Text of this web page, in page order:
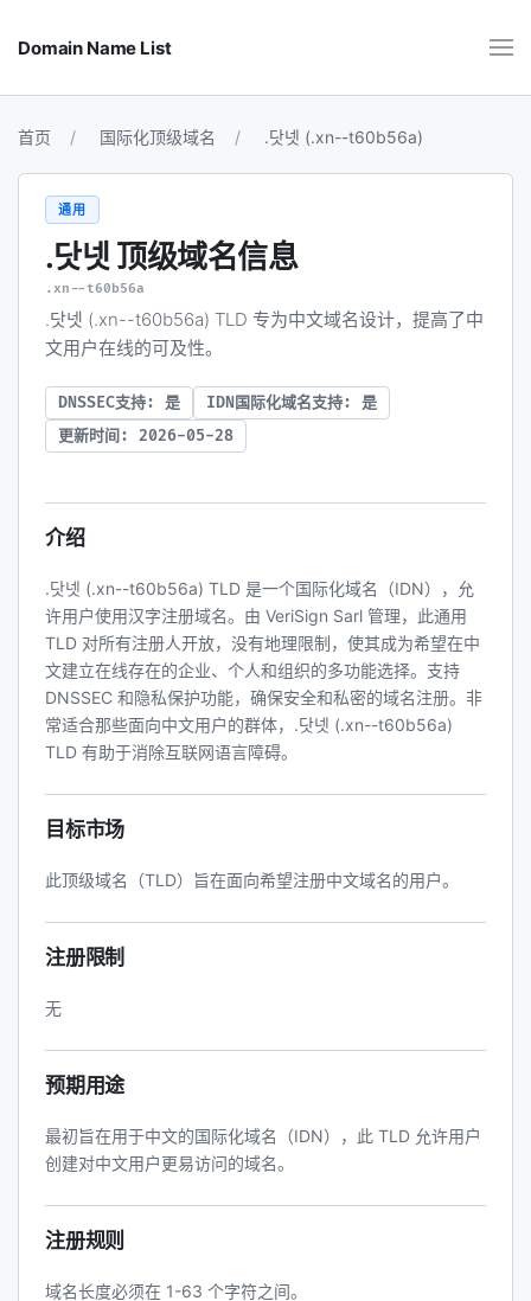
Domain Name List
首页 国际化顶级域名 .닷넷 (.xn--t60b56a)
通用
.닷넷 顶级域名信息
.xn--t60b56a
.닷넷 (.xn--t60b56a) TLD 专为中文域名设计，提高了中
文用户在线的可及性。
DNSSEC支持: 是
IDN国际化域名支持: 是
更新时间: 2026-05-28
介绍
.닷넷 (.xn--t60b56a) TLD 是一个国际化域名（IDN），允
许用户使用汉字注册域名。由 VeriSign Sarl 管理，此通用
TLD 对所有注册人开放，没有地理限制，使其成为希望在中
文建立在线存在的企业、个人和组织的多功能选择。支持
DNSSEC 和隐私保护功能，确保安全和私密的域名注册。非
常适合那些面向中文用户的群体，.닷넷 (.xn--t60b56a)
TLD 有助于消除互联网语言障碍。
目标市场
此顶级域名（TLD）旨在面向希望注册中文域名的用户。
注册限制
无
预期用途
最初旨在用于中文的国际化域名（IDN），此 TLD 允许用户
创建对中文用户更易访问的域名。
注册规则
域名长度必须在 1-63 个字符之间。